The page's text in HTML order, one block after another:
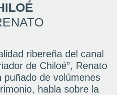
ribereña del canal
de Chiloé”, Renato
puñado de volúmenes
habla sobre la